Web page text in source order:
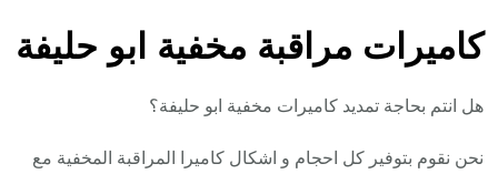
كاميرات مراقبة مخفية ابو حليفة
هل انتم بحاجة تمديد كاميرات مخفية ابو حليفة؟
نحن نقوم بتوفير كل احجام و اشكال كاميرا المراقبة المخفية مع